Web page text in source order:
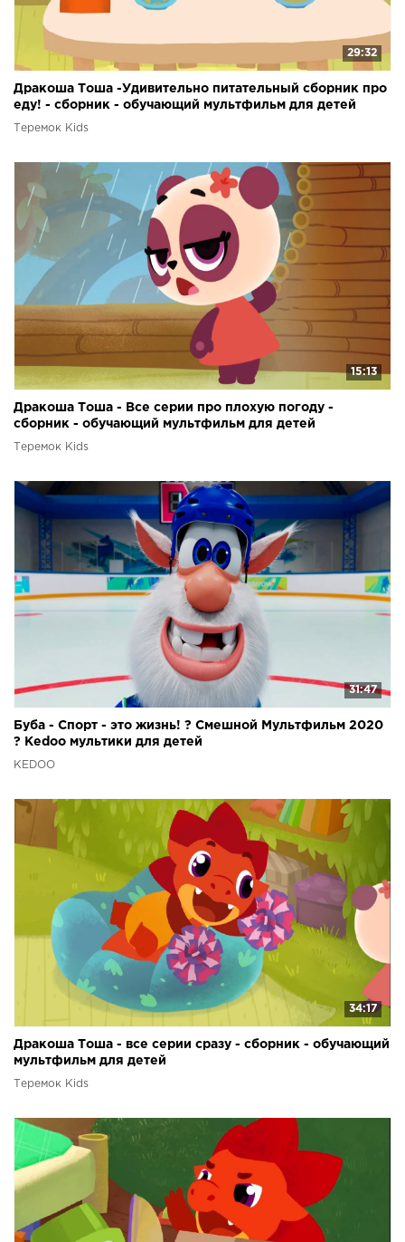
29:32
Дракоша Тоша -Удивительно питательный сборник про
еду! - сборник - обучающий мультфильм для детей
Теремок Kids
15:13
Дракоша Тоша - Все серии про плохую погоду -
сборник - обучающий мультфильм для детей
Теремок Kids
31:47
Буба - Спорт - это жизнь! ? Смешной Мультфильм 2020
? Kedoo мультики для детей
KEDOO
34:17
Дракоша Тоша - все серии сразу - сборник - обучающий
мультфильм для детей
Теремок Kids